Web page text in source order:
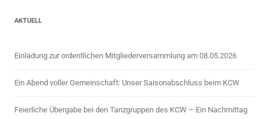
AKTUELL
Einladung zur ordentlichen Mitgliederversammlung am 08.05.2026
Ein Abend voller Gemeinschaft: Unser Saisonabschluss beim KCW
Feierliche Übergabe bei den Tanzgruppen des KCW – Ein Nachmittag